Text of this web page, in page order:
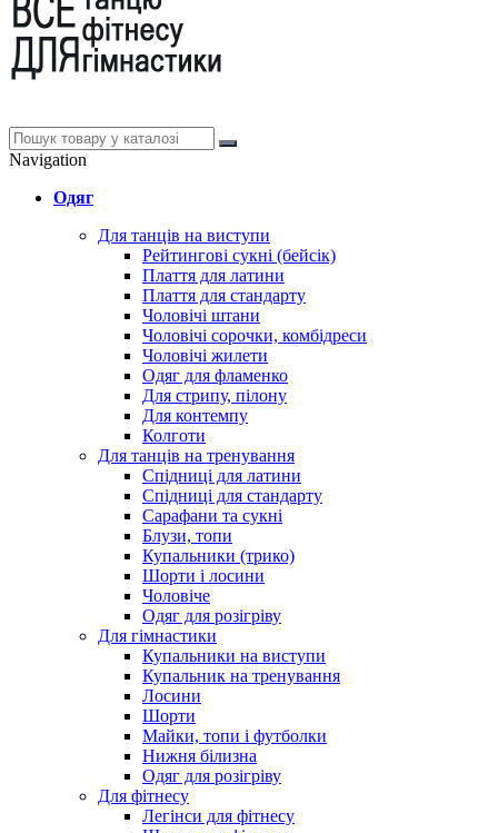
Navigation
Одяг
Для танців на виступи
Рейтингові сукні (бейсік)
Плаття для латини
Плаття для стандарту
Чоловічі штани
Чоловічі сорочки, комбідреси
Чоловічі жилети
Одяг для фламенко
Для стрипу, пілону
Для контемпу
Колготи
Для танців на тренування
Спідниці для латини
Спідниці для стандарту
Сарафани та сукні
Блузи, топи
Купальники (трико)
Шорти і лосини
Чоловіче
Одяг для розігріву
Для гімнастики
Купальники на виступи
Купальник на тренування
Лосини
Шорти
Майки, топи і футболки
Нижня білизна
Одяг для розігріву
Для фітнесу
Легінси для фітнесу